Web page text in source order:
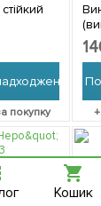
покупку +
Кошик